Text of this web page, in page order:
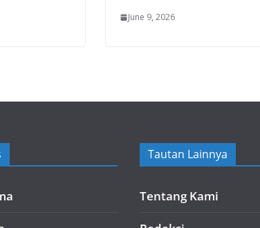
June 9, 2026
Tautan Lainnya
Tentang Kami